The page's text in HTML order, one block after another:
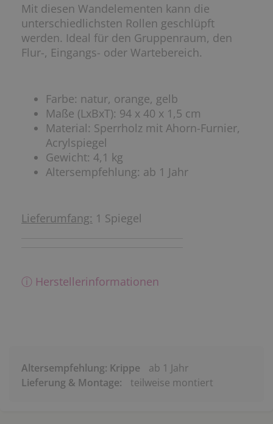
Mit diesen Wandelementen kann die
unterschiedlichsten Rollen geschlüpft
werden. Ideal für den Gruppenraum, den
Flur-, Eingangs- oder Wartebereich.
Farbe: natur, orange, gelb
Maße (LxBxT): 94 x 40 x 1,5 cm
Material: Sperrholz mit Ahorn-Furnier,
Acrylspiegel
Gewicht: 4,1 kg
Altersempfehlung: ab 1 Jahr
Lieferumfang: 1 Spiegel
ⓘ Herstellerinformationen
Altersempfehlung: Krippe
ab 1 Jahr
Lieferung & Montage:
teilweise montiert